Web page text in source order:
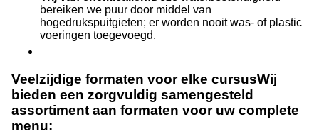
bereiken we puur door middel van
hogedrukspuitgieten; er worden nooit was- of plastic
voeringen toegevoegd.
Veelzijdige formaten voor elke cursusWij
bieden een zorgvuldig samengesteld
assortiment aan formaten voor uw complete
menu: